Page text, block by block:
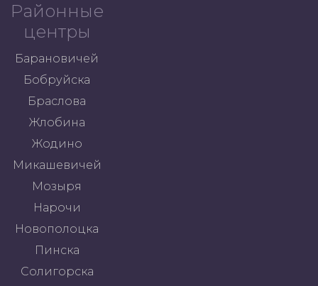
Районные
центры
Барановичей
Бобруйска
Браслова
Жлобина
Жодино
Микашевичей
Мозыря
Нарочи
Новополоцка
Пинска
Солигорска